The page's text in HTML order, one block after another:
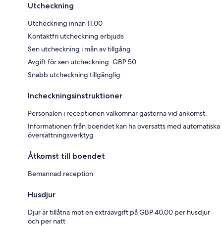
Utcheckning
Utcheckning innan 11.00
Kontaktfri utcheckning erbjuds
Sen utcheckning i mån av tillgång
Avgift för sen utcheckning: GBP 50
Snabb utcheckning tillgänglig
Incheckningsinstruktioner
Personalen i receptionen välkomnar gästerna vid ankomst.
Informationen från boendet kan ha översatts med automatiska
översättningsverktyg
Åtkomst till boendet
Bemannad reception
Husdjur
Djur är tillåtna mot en extraavgift på GBP 40.00 per husdjur
och per natt